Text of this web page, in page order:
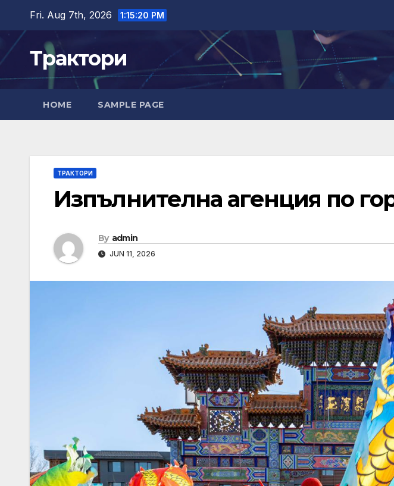
content
Fri. Aug 7th, 2026 1:15:21 PM
Трактори
HOME SAMPLE PAGE
ТРАКТОРИ
Изпълнителна агенция по
By admin
JUN 11, 2026